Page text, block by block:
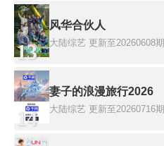
13
风华合伙人
大陆综艺 更新至20260608期
14
妻子的浪漫旅行2026
大陆综艺 更新至20260716期